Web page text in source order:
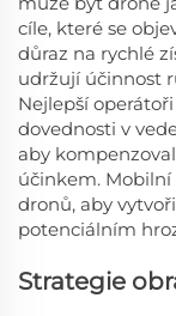
cíle, které se
důraz na rychlé
udržují účinnost
Nejlepší
dovednosti v
aby
účinkem.
dronů, aby
potenciálním
Strategie